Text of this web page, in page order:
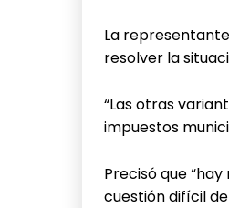
La
resolver la
“Las otras
impuestos
Precisó que
cuestión difícil